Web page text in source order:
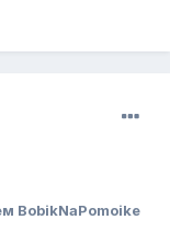
BobikNaPomoike